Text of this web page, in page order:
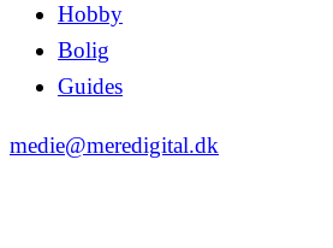
Hobby
Bolig
Guides
medie@meredigital.dk